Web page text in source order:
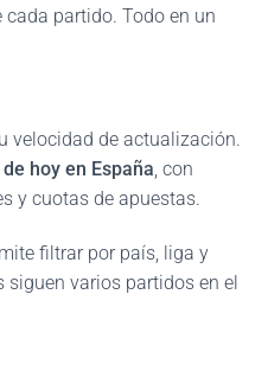
partido. Todo en un
velocidad de actualización.
hoy en España, con
y cuotas de apuestas.
filtrar por país, liga y
siguen varios partidos en el